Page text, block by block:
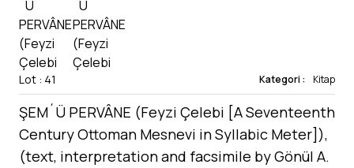
Lot : 41 Kategori : Kitap
ŞEM´Ü PERVÂNE (Feyzi Çelebi [A Seventeenth
Century Ottoman Mesnevi in Syllabic Meter]),
(text, interpretation and facsimile by Gönül A.